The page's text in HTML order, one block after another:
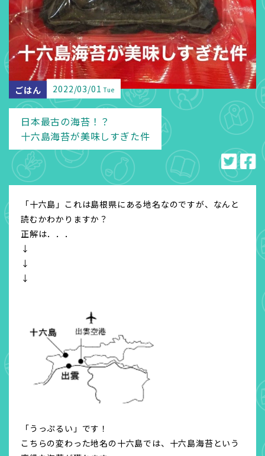
ごはん 2022/03/01Tue
日本最古の海苔！？
十六島海苔が美味しすぎた件
「十六島」これは島根県にある地名なのですが、なんと
読むかわかりますか？
正解は．．．
↓
↓
↓
「うっぷるい」です！
こちらの変わった地名の十六島では、十六島海苔という